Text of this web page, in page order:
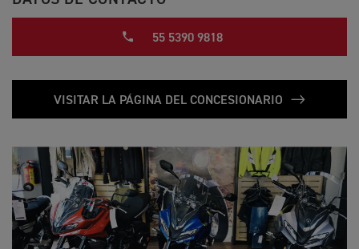
55 5390 9818
VISITAR LA PÁGINA DEL CONCESIONARIO